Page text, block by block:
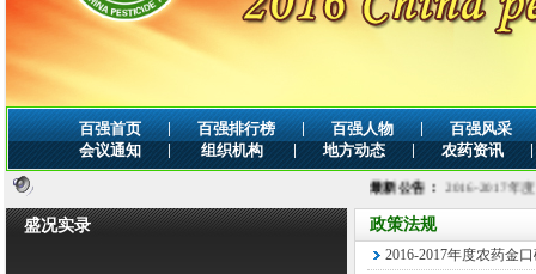
百强首页 | 百强排行榜 | 百强人物 |
百强风采
会议通知
| 组织机构 | 地方动态 | 农药资讯 |
最新公告： 2016-2017年度农药金
盛况实录 政策法规
2016-2017年度农药金